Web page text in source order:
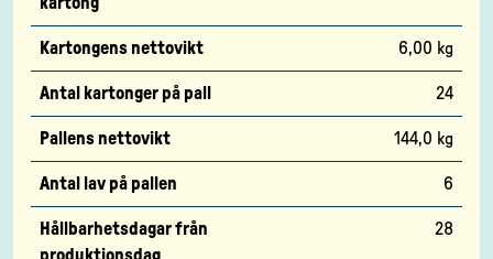
kartong
Kartongens nettovikt 6,00 kg
Antal kartonger på pall 24
Pallens nettovikt 144,0 kg
Antal lav på pallen 6
Hållbarhetsdagar från
28